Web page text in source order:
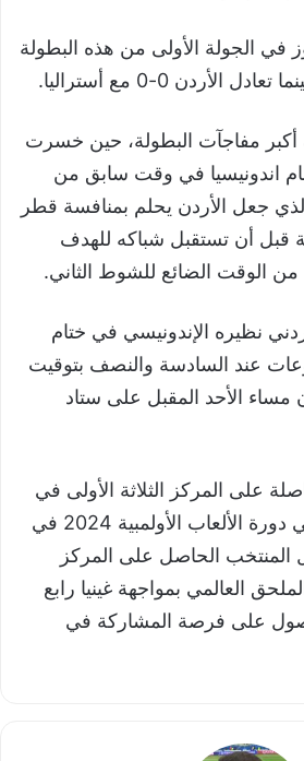
الجولة الأولى من هذه البطولة
أكبر مفاجآت البطولة، حين خسرت
بنتيجة 1-0 أمام اندونيسيا في وقت سابق من
الذي جعل الأردن يحلم بمنافسة قطر
قبل أن تستقبل شباكه للهدف
نظيره الإندونيسي في ختام
عند السادسة والنصف بتوقيت
مساء الأحد المقبل على ستاد
على المركز الثلاثة الأولى في
البطولة، للمشاركة في دورة الألعاب الأولمبية 2024 في
المنتخب الحاصل على المركز
العالمي بمواجهة غينيا رابع
على فرصة المشاركة في